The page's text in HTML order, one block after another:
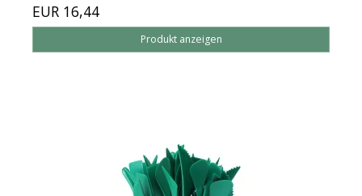
EUR 16,44
Produkt anzeigen